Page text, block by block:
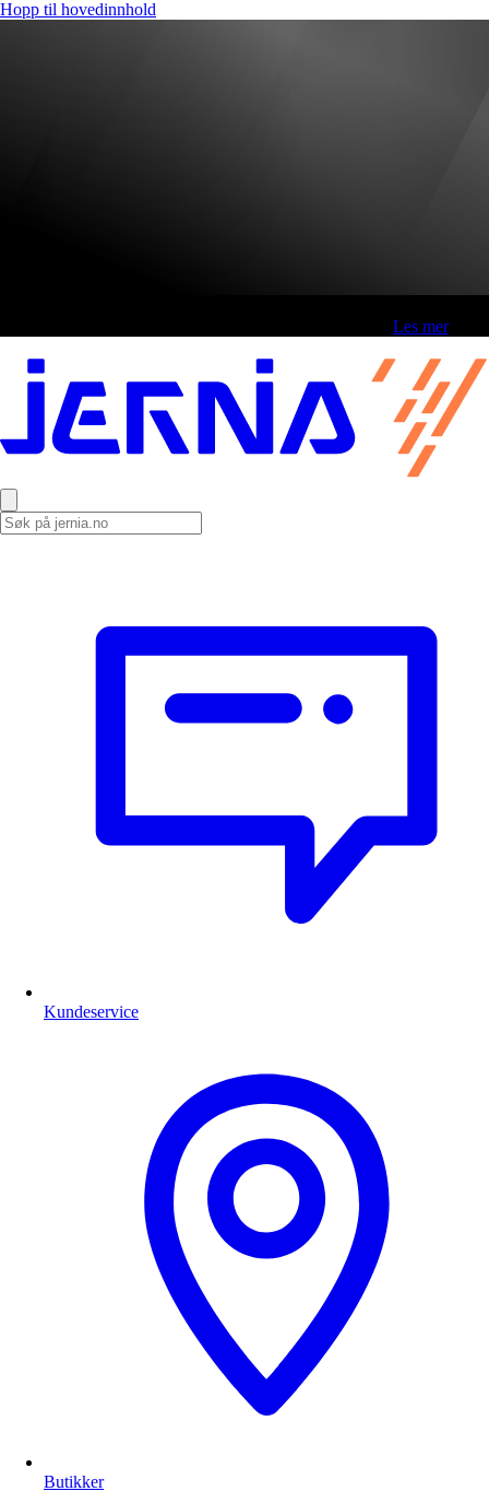
Hopp til hovedinnhold
Les mer
Kundeservice
Butikker